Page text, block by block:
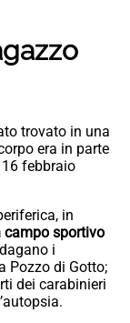
trovato in una
era in parte
febbraio
in
campo sportivo
i
Pozzo di Gotto;
dei carabinieri